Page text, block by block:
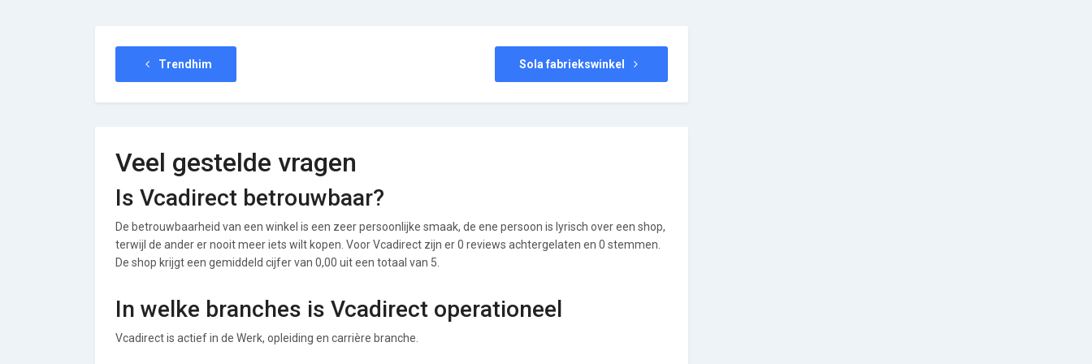
Trendhim Sola fabriekswinkel
Veel gestelde vragen
Is Vcadirect betrouwbaar?
De betrouwbaarheid van een winkel is een zeer persoonlijke smaak, de ene persoon is lyrisch over een shop,
terwijl de ander er nooit meer iets wilt kopen. Voor Vcadirect zijn er 0 reviews achtergelaten en 0 stemmen.
De shop krijgt een gemiddeld cijfer van 0,00 uit een totaal van 5.
In welke branches is Vcadirect operationeel
Vcadirect is actief in de Werk, opleiding en carrière branche.